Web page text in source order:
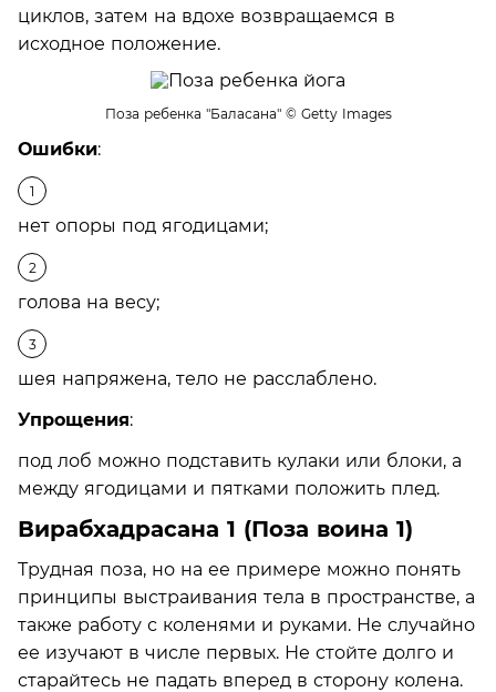
циклов, затем на вдохе возвращаемся в
исходное положение.
Поза ребенка "Баласана"© Getty Images
Ошибки:
нет опоры под ягодицами;
голова на весу;
шея напряжена, тело не расслаблено.
Упрощения:
под лоб можно подставить кулаки или блоки, а
между ягодицами и пятками положить плед.
Вирабхадрасана 1 (Поза воина 1)
Трудная поза, но на ее примере можно понять
принципы выстраивания тела в пространстве, а
также работу с коленями и руками. Не случайно
ее изучают в числе первых. Не стойте долго и
старайтесь не падать вперед в сторону колена.